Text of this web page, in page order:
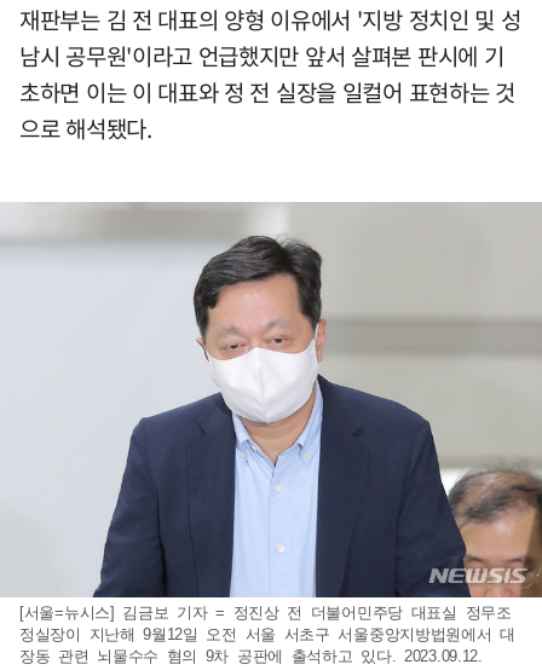
재판부는 김 전 대표의 양형 이유에서 '지방 정치인 및 성
남시 공무원'이라고 언급했지만 앞서 살펴본 판시에 기
초하면 이는 이 대표와 정 전 실장을 일컬어 표현하는 것
으로 해석됐다.
[서울=뉴시스] 김금보 기자 = 정진상 전 더불어민주당 대표실 정무조
정실장이 지난해 9월12일 오전 서울 서초구 서울중앙지방법원에서 대
장동 관련 뇌물수수 혐의 9차 공판에 출석하고 있다. 2023.09.12.